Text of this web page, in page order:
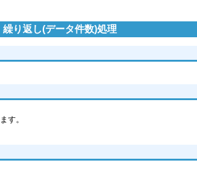
繰り返し(データ件数)処理
す。